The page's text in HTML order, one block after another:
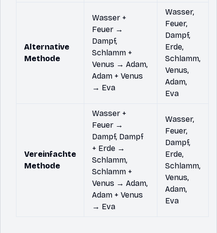
Alternative
Methode
Wasser +
Feuer →
Dampf,
Schlamm +
Venus → Adam,
Adam + Venus
→ Eva
Wasser,
Feuer,
Dampf,
Erde,
Schlamm,
Venus,
Adam,
Eva
Vereinfachte
Methode
Wasser +
Feuer →
Dampf, Dampf
+ Erde →
Schlamm,
Schlamm +
Venus → Adam,
Adam + Venus
→ Eva
Wasser,
Feuer,
Dampf,
Erde,
Schlamm,
Venus,
Adam,
Eva